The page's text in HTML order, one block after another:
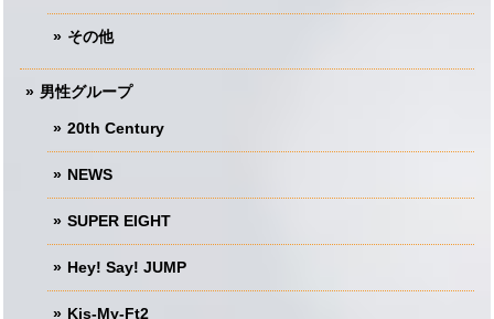
その他
男性グループ
20th Century
NEWS
SUPER EIGHT
Hey! Say! JUMP
Kis-My-Ft2